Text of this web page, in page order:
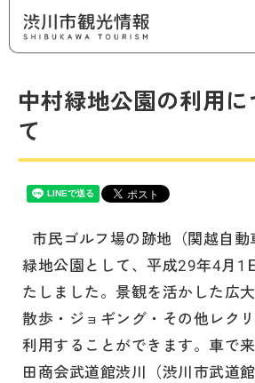
中村緑地公園の利用
て
市民ゴルフ場の跡地（関越自
緑地公園として、平成29年4月1
たしました。景観を活かした広
散歩・ジョギング・その他レク
利用することができます。車で
田商会武道館渋川（渋川市武道